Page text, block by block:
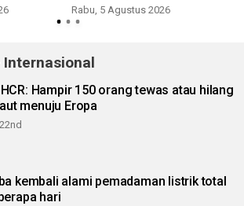
Rabu, 5 Agustus 2026
Hampir 150 orang tewas atau hilang
menuju Eropa
kembali alami pemadaman listrik total
hari